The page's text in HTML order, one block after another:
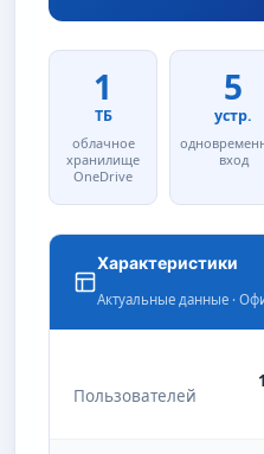
1
ТБ
облачное
хранилище
OneDrive
5
устр.
вход
Характеристики
Актуальные данные ·
Пользователей